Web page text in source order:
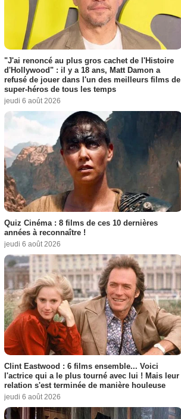
"J'ai renoncé au plus gros cachet de l'Histoire
d'Hollywood" : il y a 18 ans, Matt Damon a
refusé de jouer dans l'un des meilleurs films de
super-héros de tous les temps
jeudi 6 août 2026
Quiz Cinéma : 8 films de ces 10 dernières
années à reconnaître !
jeudi 6 août 2026
Clint Eastwood : 6 films ensemble... Voici
l'actrice qui a le plus tourné avec lui ! Mais leur
relation s'est terminée de manière houleuse
jeudi 6 août 2026